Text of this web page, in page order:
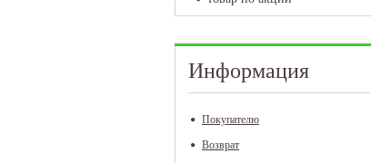
Информация
Покупателю
Возврат